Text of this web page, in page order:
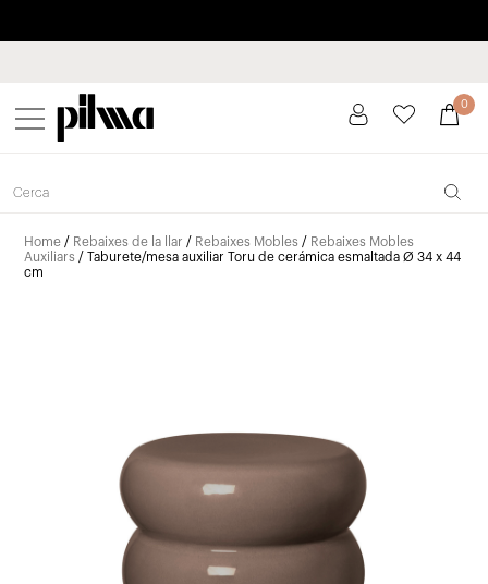
pilma 0
Home / Rebaixes de la llar / Rebaixes Mobles / Rebaixes Mobles
Auxiliars / Taburete/mesa auxiliar Toru de cerámica esmaltada Ø 34 x 44
cm